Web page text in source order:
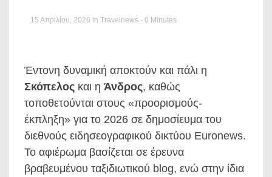
15 Απριλίου, 2026 in Travelnews - 0 Minutes
Έντονη δυναμική αποκτούν και πάλι η
Σκόπελος και η Άνδρος, καθώς
τοποθετούνται στους «προορισμούς-
έκπληξη» για το 2026 σε δημοσίευμα του
διεθνούς ειδησεογραφικού δικτύου Euronews.
Το αφιέρωμα βασίζεται σε έρευνα
βραβευμένου ταξιδιωτικού blog, ενώ στην ίδια